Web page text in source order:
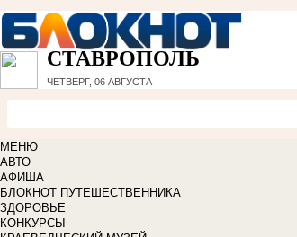
СТАВРОПОЛЬ
ЧЕТВЕРГ, 06 АВГУСТА
МЕНЮ
АВТО
АФИША
БЛОКНОТ ПУТЕШЕСТВЕННИКА
ЗДОРОВЬЕ
КОНКУРСЫ